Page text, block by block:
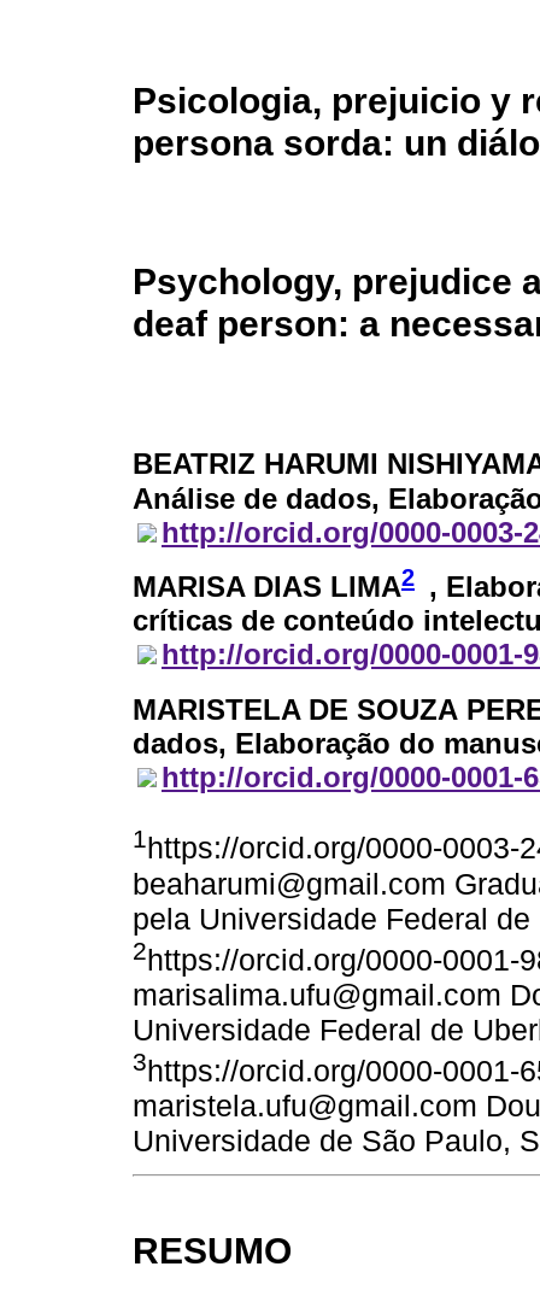
Psicologia, prejuicio y
persona sorda: un
Psychology, prejudice
deaf person: a
BEATRIZ HARUMI
Análise de dados,
http://orcid.org/0000-0003-
MARISA DIAS LIMA2 ,
críticas de conteúdo
http://orcid.org/0000-0001-
MARISTELA DE SOUZA
dados, Elaboração do
http://orcid.org/0000-0001-
1https://orcid.org/0000-0003-
beaharumi@gmail.com
pela Universidade Federal
2https://orcid.org/0000-0001-
marisalima.ufu@gmail.com
Universidade Federal de
3https://orcid.org/0000-0001-
maristela.ufu@gmail.com
Universidade de São Paulo,
RESUMO